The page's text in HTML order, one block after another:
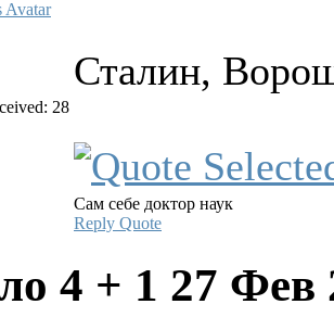
28
Сталин,
Сам себе доктор наук
Reply Quote
4 + 1 27 Фев